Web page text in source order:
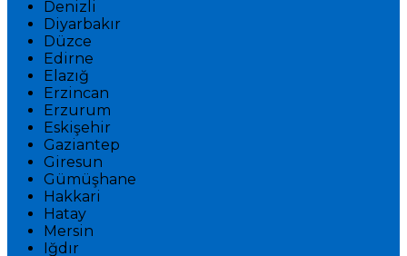
Denizli
Diyarbakır
Düzce
Edirne
Elazığ
Erzincan
Erzurum
Eskişehir
Gaziantep
Giresun
Gümüşhane
Hakkari
Hatay
Mersin
Iğdır